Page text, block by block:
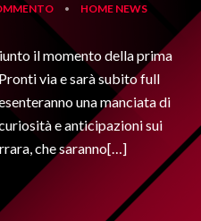
• HOME NEWS
il momento della prima
via e sarà subito full
una manciata di
e anticipazioni sui
che saranno[…]